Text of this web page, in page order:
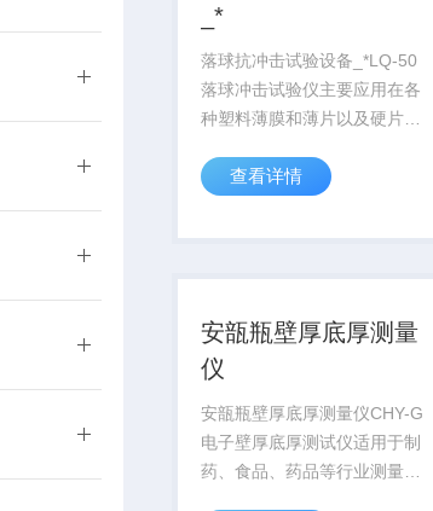
_*
落球抗冲击试验设备_*LQ-50
落球冲击试验仪主要应用在各
种塑料薄膜和薄片以及硬片，
聚氯乙烯硬片、复合硬片、
度小于2MM的塑料片材在给定
查看详情
安瓿瓶壁厚底厚测量
仪
安瓿瓶壁厚底厚测量仪CHY-G
电子壁厚底厚测试仪适用于制
药、食品、药品等行业测量玻